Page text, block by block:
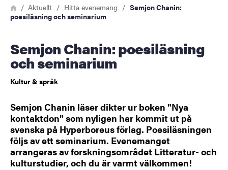
Länkstig
HemAktuellt Hitta evenemang
Semjon Chanin:
poesiläsning och seminarium
Semjon Chanin: poesiläsning
och seminarium
Kultur & språk
Semjon Chanin läser dikter ur boken "Nya
kontaktdon" som nyligen har kommit ut på
svenska på Hyperboreus förlag. Poesiläsningen
följs av ett seminarium. Evenemanget
arrangeras av forskningsområdet Litteratur- och
kulturstudier, och du är varmt välkommen!